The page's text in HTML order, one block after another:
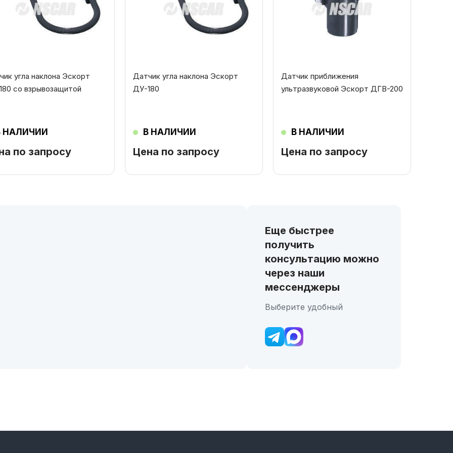
по запросу
угла наклона Эскорт
со взрывозащитой
НАЛИЧИИ
Цена по запросу
Датчик угла наклона Эскорт
ДУ-180
В НАЛИЧИИ
Цена по запросу
Датчик приближения
ультразвуковой Эскорт ДГВ-200
В НАЛИЧИИ
Еще быстрее
получить
консультацию можно
через наши
мессенджеры
Выберите удобный